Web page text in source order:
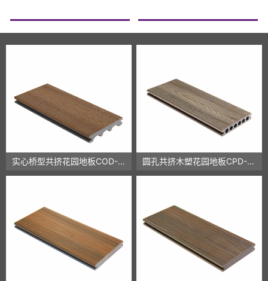
实心桥型共挤花园地板COD-07 圆孔共挤木塑花园地板CPD-08